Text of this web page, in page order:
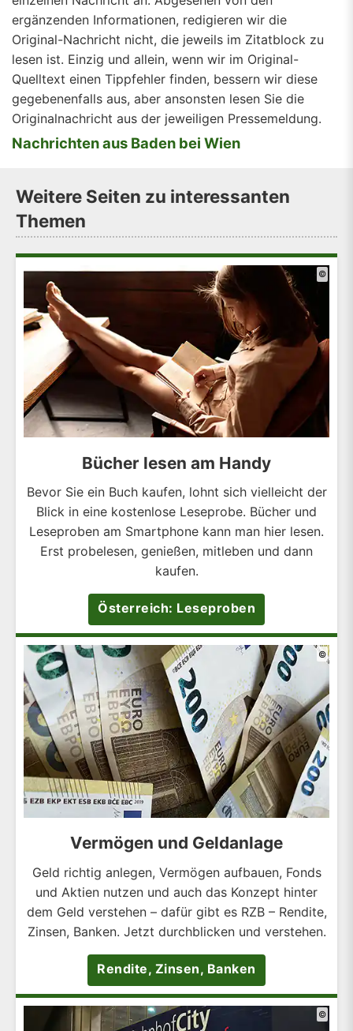
ergänzenden Informationen, redigieren wir die
Original-Nachricht nicht, die jeweils im Zitatblock zu
lesen ist. Einzig und allein, wenn wir im Original-
Quelltext einen Tippfehler finden, bessern wir diese
gegebenenfalls aus, aber ansonsten lesen Sie die
Originalnachricht aus der jeweiligen Pressemeldung.
Nachrichten aus Baden bei Wien
Weitere Seiten zu interessanten
Themen
©
Bücher lesen am Handy
Bevor Sie ein Buch kaufen, lohnt sich vielleicht der
Blick in eine kostenlose Leseprobe. Bücher und
Leseproben am Smartphone kann man hier lesen.
Erst probelesen, genießen, mitleben und dann
kaufen.
Österreich: Leseproben
©
Vermögen und Geldanlage
Geld richtig anlegen, Vermögen aufbauen, Fonds
und Aktien nutzen und auch das Konzept hinter
dem Geld verstehen – dafür gibt es RZB – Rendite,
Zinsen, Banken. Jetzt durchblicken und verstehen.
Rendite, Zinsen, Banken
©